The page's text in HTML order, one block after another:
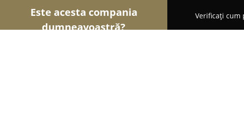
Este acesta compania
dumneavoastră?
Verificați cum